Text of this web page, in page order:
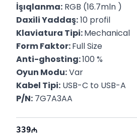
İşıqlanma: RGB (16.7mln )
Daxili Yaddaş: 10 profil
Klaviatura Tipi: Mechanical
Form Faktor: Full Size
Anti-ghosting: 100 %
Oyun Modu: Var
Kabel Tipi: USB-C to USB-A
P/N: 7G7A3AA
339